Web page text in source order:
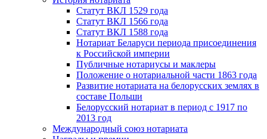
Статут ВКЛ 1529 года
Статут ВКЛ 1566 года
Статут ВКЛ 1588 года
Нотариат Беларуси периода присоединения
к Российской империи
Публичные нотариусы и маклеры
Положение о нотариальной части 1863 года
Развитие нотариата на белорусских землях в
составе Польши
Белорусский нотариат в период с 1917 по
2013 год
Международный союз нотариата